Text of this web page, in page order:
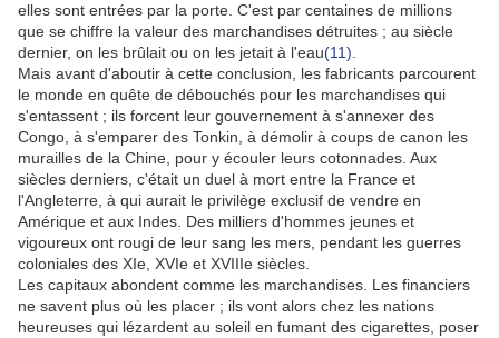
elles sont entrées par la porte. C'est par centaines de millions
que se chiffre la valeur des marchandises détruites ; au siècle
dernier, on les brûlait ou on les jetait à l'eau(11)
Mais avant d'aboutir à cette conclusion, les fabricants parcourent
le monde en quête de débouchés pour les marchandises qui
s'entassent ; ils forcent leur gouvernement à s'annexer des
Congo, à s'emparer des Tonkin, à démolir à coups de canon les
murailles de la Chine, pour y écouler leurs cotonnades. Aux
siècles derniers, c'était un duel à mort entre la France et
l'Angleterre, à qui aurait le privilège exclusif de vendre en
Amérique et aux Indes. Des milliers d'hommes jeunes et
vigoureux ont rougi de leur sang les mers, pendant les guerres
coloniales des XIe, XVIe et XVIIIe siècles.
Les capitaux abondent comme les marchandises. Les financiers
ne savent plus où les placer ; ils vont alors chez les nations
heureuses qui lézardent au soleil en fumant des cigarettes, poser